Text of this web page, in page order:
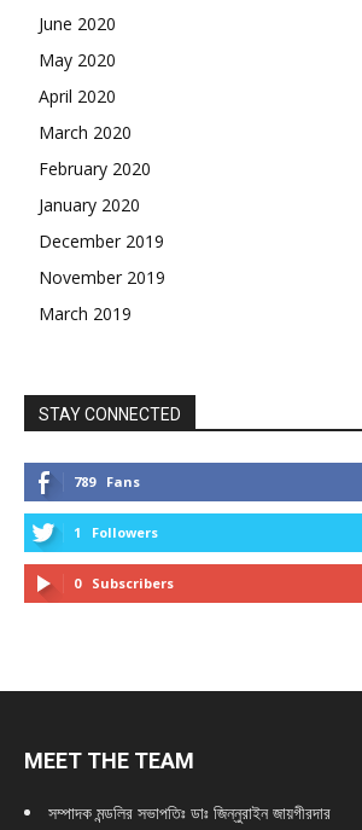
June 2020
May 2020
April 2020
March 2020
February 2020
January 2020
December 2019
November 2019
March 2019
STAY CONNECTED
789 Fans
1 Followers
0 Subscribers
MEET THE TEAM
সম্পাদক মন্ডলির সভাপতিঃ ডাঃ জিন্নুরাইন জায়গীরদার